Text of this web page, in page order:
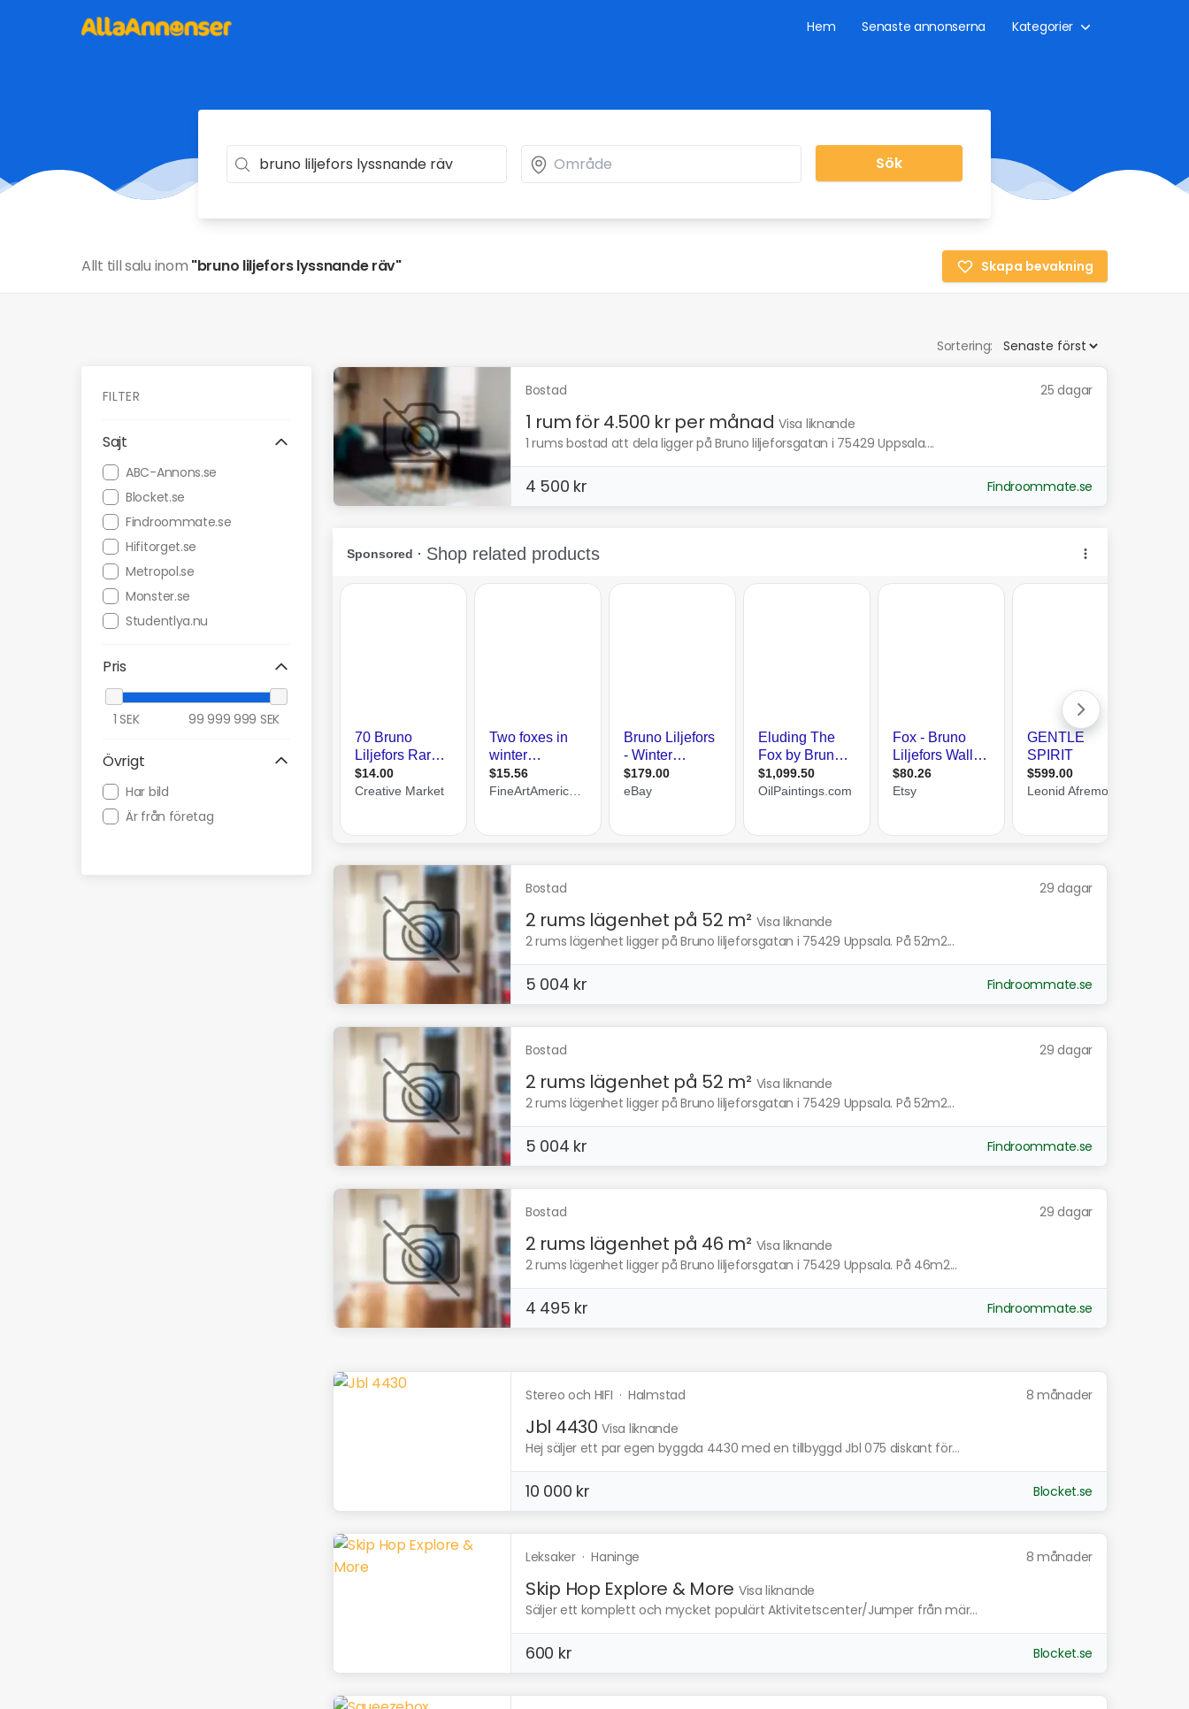
Hem Senaste annonserna Kategorier
Sök
Allt till salu inom "bruno liljefors lyssnande räv" Skapa bevakning
Sortering:
FILTER
Sajt
ABC-Annons.se
Blocket.se
Findroommate.se
Hifitorget.se
Metropol.se
Monster.se
Studentlya.nu
Pris
1 SEK 99 999 999 SEK
Övrigt
Har bild
Är från företag
Bostad 25 dagar
1 rum för 4.500 kr per månad Visa liknande
1 rums bostad att dela ligger på Bruno liljeforsgatan i 75429 Uppsala....
4 500 kr Findroommate.se
Bostad 29 dagar
2 rums lägenhet på 52 m² Visa liknande
2 rums lägenhet ligger på Bruno liljeforsgatan i 75429 Uppsala. På 52m2...
5 004 kr Findroommate.se
Bostad 29 dagar
2 rums lägenhet på 52 m² Visa liknande
2 rums lägenhet ligger på Bruno liljeforsgatan i 75429 Uppsala. På 52m2...
5 004 kr Findroommate.se
Bostad 29 dagar
2 rums lägenhet på 46 m² Visa liknande
2 rums lägenhet ligger på Bruno liljeforsgatan i 75429 Uppsala. På 46m2...
4 495 kr Findroommate.se
Stereo och HIFI · Halmstad 8 månader
Jbl 4430 Visa liknande
Hej säljer ett par egen byggda 4430 med en tillbyggd Jbl 075 diskant för...
10 000 kr Blocket.se
Leksaker·Haninge 8 månader
Skip Hop Explore & More Visa liknande
Säljer ett komplett och mycket populärt Aktivitetscenter/Jumper från mär...
600 kr Blocket.se